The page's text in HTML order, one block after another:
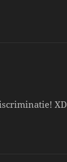
XD